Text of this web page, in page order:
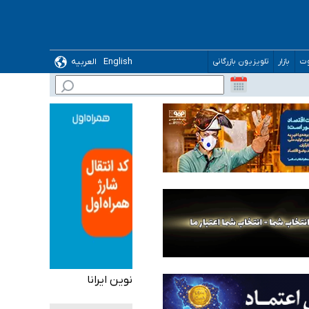
بازار تلویزیون بازرگانی English
العربیه
می‌شود
نوین ایرانا